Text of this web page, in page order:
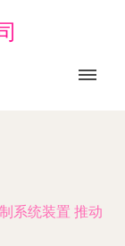
系统装置 推动